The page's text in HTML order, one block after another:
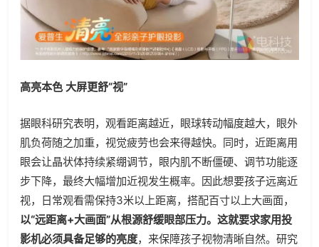
高亮本色 大屏更舒“视”
据眼科研究表明，观看距离越近，眼球转动幅度越大，眼外
肌负荷随之加重，视觉疲劳也会来得越快。同时，近距离用
眼会让晶状体持续紧绷调节，眼内肌不断僵硬、调节功能逐
步下降，最终大幅增加近视发生概率。因此想要孩子远离近
视，日常观看需保持3米以上距离，搭配百寸以上大画面，
以“远距离+大画面”从根源舒缓眼部压力。这就要求家用投
影机必须具备足够的亮度，来保障孩子视物清晰自然。研究